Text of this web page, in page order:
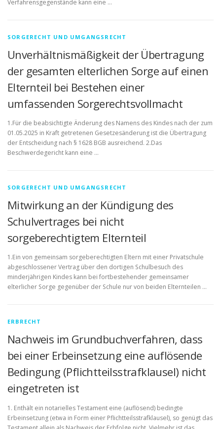
Verfahrensgegenstände kann eine …
SORGERECHT UND UMGANGSRECHT
Unverhältnismäßigkeit der Übertragung
der gesamten elterlichen Sorge auf einen
Elternteil bei Bestehen einer
umfassenden Sorgerechtsvollmacht
1.Für die beabsichtigte Änderung des Namens des Kindes nach der zum
01.05.2025 in Kraft getretenen Gesetzesänderung ist die Übertragung
der Entscheidung nach § 1628 BGB ausreichend. 2.Das
Beschwerdegericht kann eine …
SORGERECHT UND UMGANGSRECHT
Mitwirkung an der Kündigung des
Schulvertrages bei nicht
sorgeberechtigtem Elternteil
1.Ein von gemeinsam sorgeberechtigten Eltern mit einer Privatschule
abgeschlossener Vertrag über den dortigen Schulbesuch des
minderjährigen Kindes kann bei fortbestehender gemeinsamer
elterlicher Sorge gegenüber der Schule nur von beiden Elternteilen …
ERBRECHT
Nachweis im Grundbuchverfahren, dass
bei einer Erbeinsetzung eine auflösende
Bedingung (Pflichtteilsstrafklausel) nicht
eingetreten ist
1. Enthält ein notarielles Testament eine (auflösend) bedingte
Erbeinsetzung (etwa in Form einer Pflichtteilsstrafklausel), so genügt das